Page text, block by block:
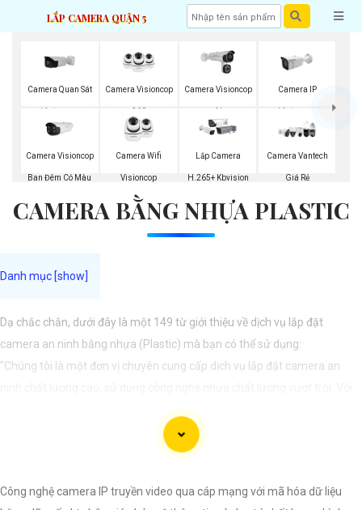
LẮP CAMERA QUẬN 5
Camera Quan Sát
Visioncop
Camera Visioncop
360
Camera Visioncop
Al
Camera IP
Visioncop
Camera Visioncop
Ban Đêm Có Màu
Camera Wifi
Visioncop
Lắp Camera
H.265+ Kbvision
Camera Vantech
Giá Rẻ
CAMERA BẰNG NHỰA PLASTIC
Dạ chắc chắn, dưới đây là một 149 từ giới thiệu về dịch vụ lắp đặt
camera an ninh bằng nhựa (Plastic) mà bạn có thể sử dụng:
"Chúng tôi là một đơn vị chuyên cung cấp dịch vụ lắp đặt camera an
khách hàng sự an tâm và yên tâm về an ninh tại mọi không gian. Hệ
thống camera nhựa của chúng An Thành Phát Không chỉ mang lại hình
hiệu quả. Đến với chúng tôi, quý khách sẽ được tư vấn kỹ lưỡng và lựa
Công nghệ camera IP truyền video qua cáp mạng với mã hóa dữ liệu